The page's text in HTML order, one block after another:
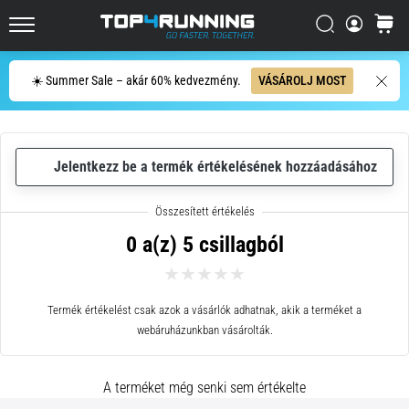
☀️ Summer Sale – akár 60% kedvezmény. VÁSÁROLJ MOST
Keresés
kosár
Keresés
minden
futót
legyen
szó
amatőrről
vagy
profiról.
Mik
a
10 perces olvasási idő
Plantar
Jelentkezz be a termék értékelésének hozzáadásához
0 a(z) 5 csillagból
Termék értékelést csak azok a vásárlók adhatnak, akik a terméket a
webáruházunkban vásárolták.
A terméket még senki sem értékelte